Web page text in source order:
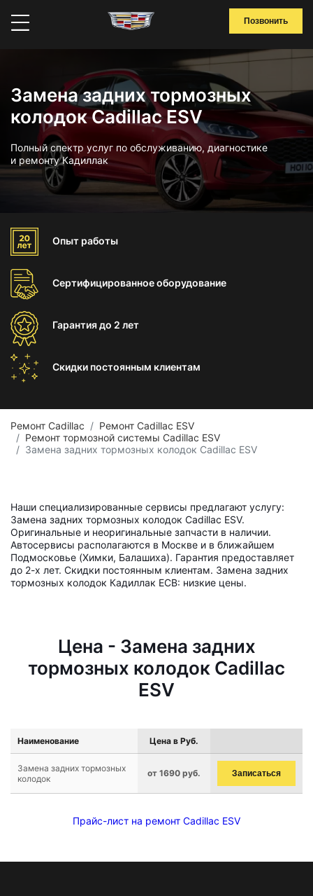
Позвонить
Замена задних тормозных
колодок Cadillac ESV
Полный спектр услуг по обслуживанию, диагностике
и ремонту Кадиллак
Опыт работы
Сертифицированноеоборудование
Гарантиядо 2 лет
Скидки постоянным клиентам
Ремонт Cadillac
Ремонт Cadillac ESV
Ремонт тормозной системы Cadillac ESV
Замена задних тормозных колодок Cadillac ESV
Наши специализированные сервисы предлагают услугу:
Замена задних тормозных колодок Cadillac ESV.
Оригинальные и неоригинальные запчасти в наличии.
Автосервисы располагаются в Москве и в ближайшем
Подмосковье (Химки, Балашиха). Гарантия предоставляет
до 2-х лет. Скидки постоянным клиентам. Замена задних
тормозных колодок Кадиллак ЕСВ: низкие цены.
Цена - Замена задних
тормозных колодок Cadillac
ESV
Наименование Цена в Руб.
Замена задних тормозных
колодок
от 1690 руб. Записаться
Прайс-лист на ремонт Cadillac ESV